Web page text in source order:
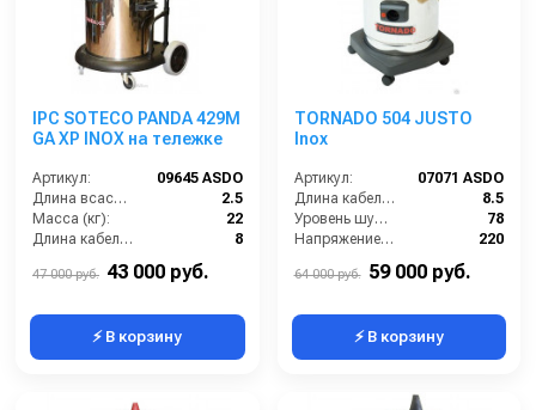
IPC SOTECO PANDA 429M
GA XP INOX на тележке
Артикул:
09645 ASDO
Длина всасывающего шланга (м):
2.5
Масса (кг):
22
Длина кабеля (м):
8
47 000 руб. 43 000 руб.
⚡ В корзину
TORNADO 504 JUSTO
Inox
Артикул:
07071 ASDO
Длина кабеля (м):
8.5
Уровень шума (дБ):
78
Напряжение (В):
220
64 000 руб. 59 000 руб.
⚡ В корзину